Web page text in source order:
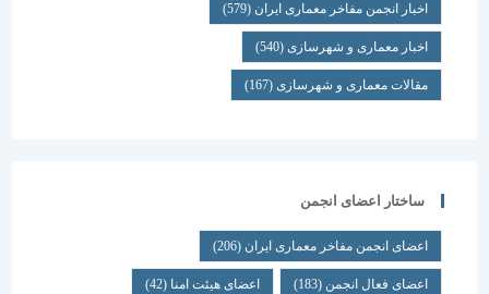
اخبار انجمن مفاخر معماری ایران (579)
اخبار معماری و شهرسازی(540)
مقالات معماری و شهرسازی(167)
ساختار اعضای انجمن
اعضای انجمن مفاخر معماری ایران (206)
اعضای فعال انجمن(183) اعضای هیئت امنا(42)